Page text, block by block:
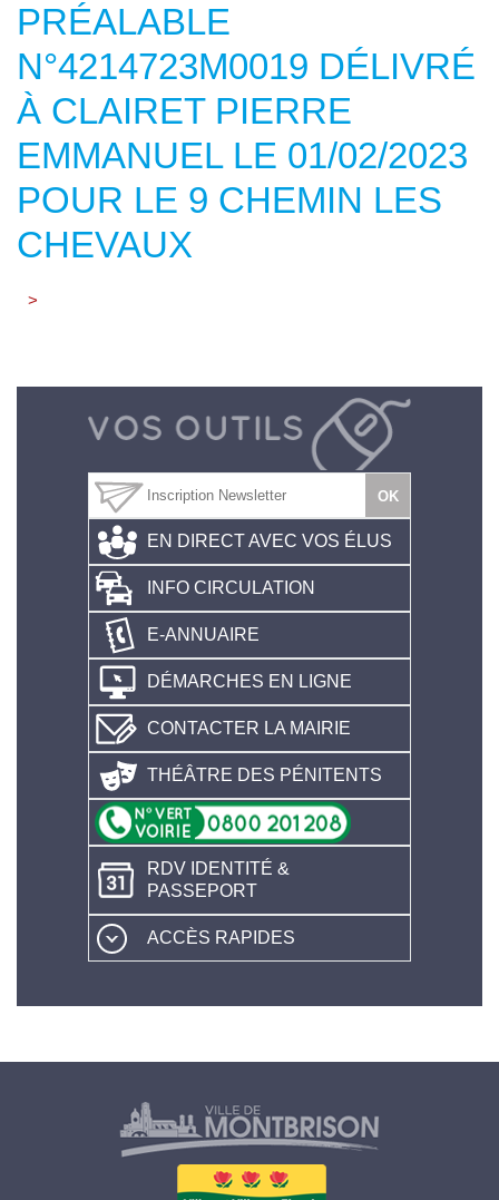
PRÉALABLE
N°4214723M0019 DÉLIVRÉ
À CLAIRET PIERRE
EMMANUEL LE 01/02/2023
POUR LE 9 CHEMIN LES
CHEVAUX
>
EN DIRECT AVEC VOS ÉLUS
INFO CIRCULATION
E-ANNUAIRE
DÉMARCHES EN LIGNE
CONTACTER LA MAIRIE
THÉÂTRE DES PÉNITENTS
RDV IDENTITÉ &
PASSEPORT
ACCÈS RAPIDES